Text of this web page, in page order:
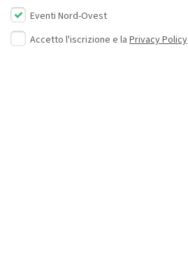
Eventi Nord-Ovest
Accetto l'iscrizione e la Privacy Policy